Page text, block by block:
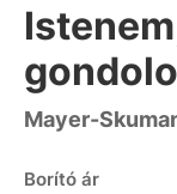
Mayer-
Borító ár